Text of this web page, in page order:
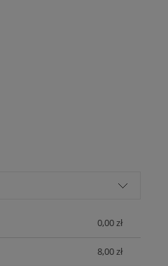
KOSZTÓW PŁATNOŚCI
0,00 zł
8,00 zł